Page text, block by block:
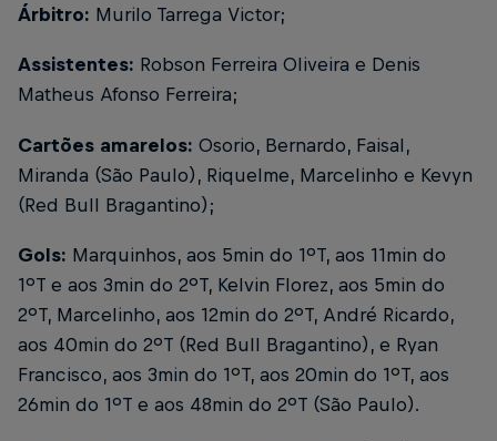
Árbitro: Murilo Tarrega Victor;
Assistentes: Robson Ferreira Oliveira e Denis
Matheus Afonso Ferreira;
Cartões amarelos: Osorio, Bernardo, Faisal,
Miranda (São Paulo), Riquelme, Marcelinho e Kevyn
(Red Bull Bragantino);
Gols: Marquinhos, aos 5min do 1ºT, aos 11min do
1ºT e aos 3min do 2ºT, Kelvin Florez, aos 5min do
2ºT, Marcelinho, aos 12min do 2ºT, André Ricardo,
aos 40min do 2ºT (Red Bull Bragantino), e Ryan
Francisco, aos 3min do 1ºT, aos 20min do 1ºT, aos
26min do 1ºT e aos 48min do 2ºT (São Paulo).